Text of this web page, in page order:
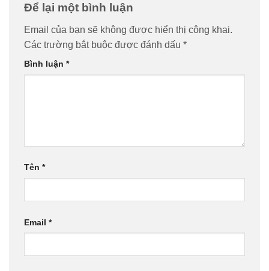
Để lại một bình luận
Email của bạn sẽ không được hiển thị công khai.
Các trường bắt buộc được đánh dấu *
Bình luận *
Tên *
Email *